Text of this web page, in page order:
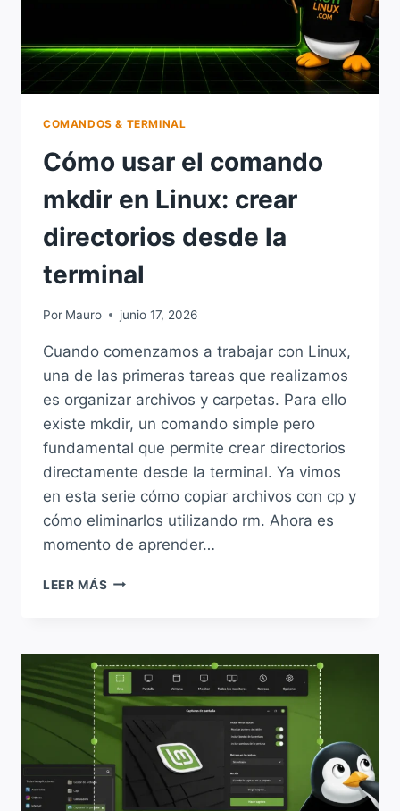
COMANDOS & TERMINAL
Cómo usar el comando
mkdir en Linux: crear
directorios desde la
terminal
Por Mauro junio 17, 2026
Cuando comenzamos a trabajar con Linux,
una de las primeras tareas que realizamos
es organizar archivos y carpetas. Para ello
existe mkdir, un comando simple pero
fundamental que permite crear directorios
directamente desde la terminal. Ya vimos
en esta serie cómo copiar archivos con cp y
cómo eliminarlos utilizando rm. Ahora es
momento de aprender…
LEER MÁS CÓMO
MKDIR
EN
LINUX:
CREAR
DIRECTORIOS
LA
TERMINAL